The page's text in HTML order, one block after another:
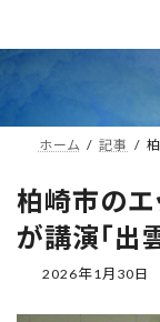
テ
ゲ
ホーム 記事
柏崎市のエ
が講演「
2026年1月30日